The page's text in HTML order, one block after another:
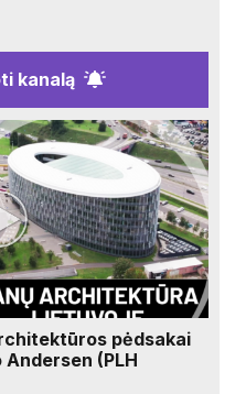
kanalą
pėdsakai
(PLH